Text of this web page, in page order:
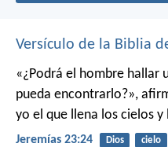
Versículo de la Biblia
«¿Podrá el hombre hallar
pueda encontrarlo?»,
yo el que llena los cielos y
Jeremías 23:24 Dios cielo